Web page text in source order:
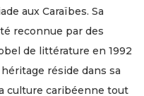
aux Caraïbes. Sa
reconnue par des
de littérature en 1992
réside dans sa
culture caribéenne tout